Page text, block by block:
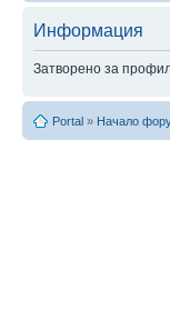
Информация
Затворено за
Portal » Начало